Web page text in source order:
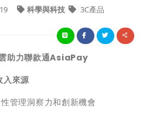
科學與科技 3C產品
助力聯款通AsiaPay
入來源
管理洞察力和創新機會